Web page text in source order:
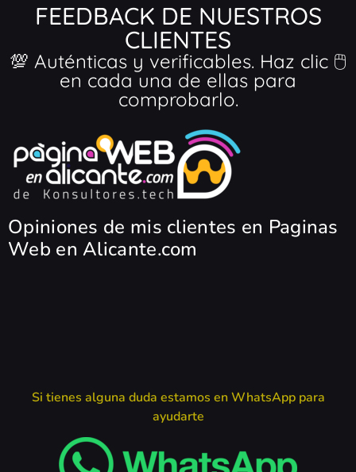
💯 Auténticas y verificables. Haz clic 🖱️
en cada una de ellas para
comprobarlo.
FEEDBACK DE NUESTROS
CLIENTES
Opiniones de mis clientes en Paginas
Web en Alicante.com
Si tienes alguna duda estamos en WhatsApp para
ayudarte